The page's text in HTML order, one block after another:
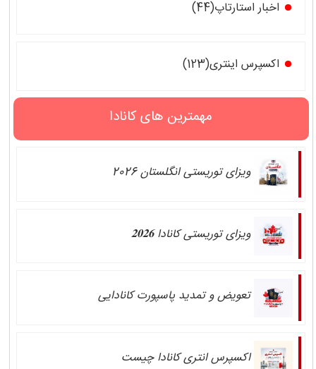
اخبار استارتاپ(44)
اکسپرس اینتری(123)
مهمترین های کانادا
ویزای توریستی انگلستان 2026
ویزای توریستی کانادا 𝟐𝟎𝟐𝟔
تعویض و تمدید پاسپورت کانادایی
اکسپرس انتری کانادا چیست